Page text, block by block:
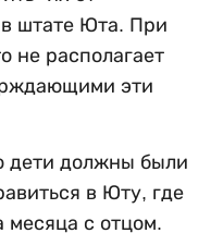
в штате Юта. При
не располагает
эти
дети должны были
в Юту, где
месяца с отцом.